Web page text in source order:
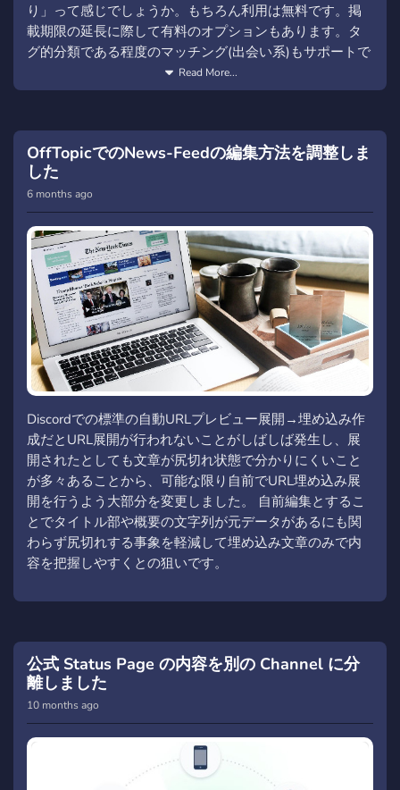
り」って感じでしょうか。もちろん利用は無料です。掲
載期限の延長に際して有料のオプションもあります。タ
グ的分類である程度のマッチング(出会い系)もサポートで
きるとしています。あくまでも掲載者Firstで匿名性を維持
することに配慮しています。もちろん意図して個人名を
と様々な地域への掲示板の設置が当面の目標になりそう
です。しかしながら日本語特化のインターフェイスにし
ているのでSecondLife内での展開は難しいでしょうね。
Read More...
OffTopicでのNews-Feedの編集方法を調整しま
した
6 months ago
Discordでの標準の自動URLプレビュー展開→埋め込み作
成だとURL展開が行われないことがしばしば発生し、展
開されたとしても文章が尻切れ状態で分かりにくいこと
が多々あることから、可能な限り自前でURL埋め込み展
開を行うよう大部分を変更しました。 自前編集とするこ
とでタイトル部や概要の文字列が元データがあるにも関
わらず尻切れする事象を軽減して埋め込み文章のみで内
容を把握しやすくとの狙いです。
公式 Status Page の内容を別の Channel に分
離しました
10 months ago